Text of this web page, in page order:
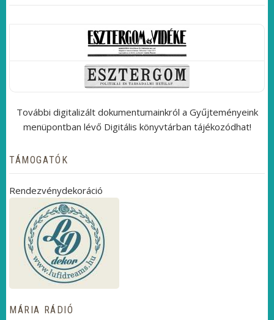
További digitalizált dokumentumainkról a Gyűjteményeink
menüpontban lévő Digitális könyvtárban tájékozódhat!
TÁMOGATÓK
Rendezvénydekoráció
MÁRIA RÁDIÓ